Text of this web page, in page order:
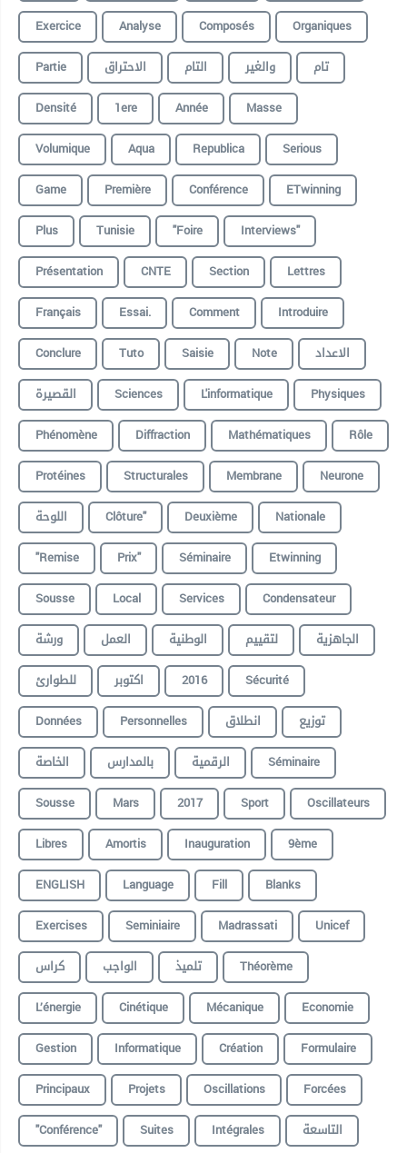
Exercice Analyse Composés
Organiques
Partie
الاحتراق التام والغير
تام
Densité
1ere Année
Masse
Volumique
Aqua Republica
Serious
Game
Première Conférence
ETwinning
Plus
Tunisie "foire
Interviews"
Présentation
CNTE Section
Lettres
Français
Essai. Comment
Introduire
Conclure
Tuto Saisie Note
الاعداد
القصيرة
Sciences L'informatique
Physiques
Phénomène
Diffraction Mathématiques
Rôle
Protéines
Structurales Membrane
Neurone
اللوحة
Clôture" Deuxième
Nationale
"remise
Prix" Séminaire
Etwinning
Sousse
Local Services
Condensateur
ورشة
العمل الوطنية لتقييم
الجاهزية
للطوارئ
اكتوبر 2016
Sécurité
Données
Personnelles انطلاق
توزيع
الخاصة
بالمدارس الرقمية
Séminaire
Sousse
Mars 2017 Sport
Oscillateurs
Libres
Amortis Inauguration
9ème
ENGLISH
Language Fill
Blanks
Exercises
Seminiaire Madrassati
Unicef
كراس
الواجب تلميذ
Théorème
L’énergie
Cinétique Mécanique
Economie
Gestion
Informatique Création
Formulaire
Principaux
Projets Oscillations
Forcées
"conférence"
Suites Intégrales
التاسعة